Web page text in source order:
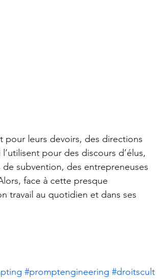
pour leurs devoirs, des directions
pour des discours d’élus,
subvention, des entrepreneuses
face à cette presque
travail au quotidien et dans ses
#promptengineering #droitscult